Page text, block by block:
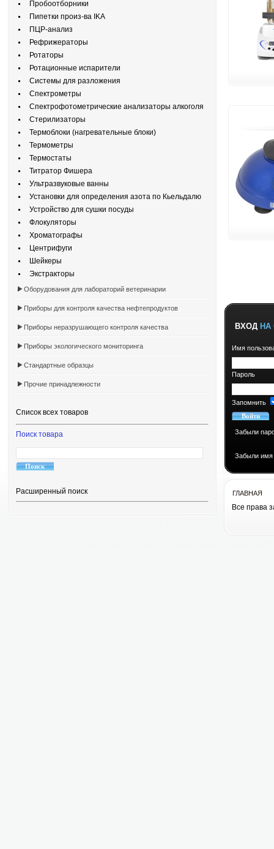
Пробоотборники
Пипетки произ-ва IKA
ПЦР-анализ
Рефрижераторы
Ротаторы
Ротационные испарители
Системы для разложения
Спектрометры
Спектрофотометрические анализаторы алкоголя
Стерилизаторы
Термоблоки (нагревательные блоки)
Термометры
Термостаты
Титратор Фишера
Ультразвуковые ванны
Установки для определения азота по Кьельдалю
Устройство для сушки посуды
Флокуляторы
Хроматографы
Центрифуги
Шейкеры
Экстракторы
Оборудования для лабораторий ветеринарии
Приборы для контроля качества нефтепродуктов
Приборы неразрушающего контроля качества
Приборы экологического мониторинга
Стандартные образцы
Прочие принадлежности
Список всех товаров
Поиск товара
Расширенный поиск
ВХОД НА
Имя
Пароль
Запомнить
Забыли
Забыли имя
ГЛАВНАЯ
Все права